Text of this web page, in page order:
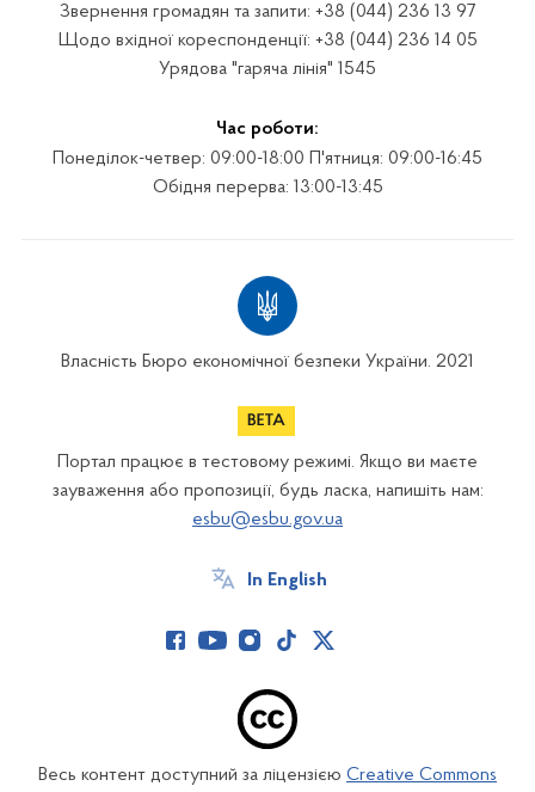
Звернення громадян та запити: +38 (044) 236 13 97
Щодо вхідної кореспонденції: +38 (044) 236 14 05
Урядова "гаряча лінія" 1545
Час роботи:
Понеділок-четвер: 09:00-18:00 П'ятниця: 09:00-16:45
Обідня перерва: 13:00-13:45
Власність Бюро економічної безпеки України. 2021
Портал працює в тестовому режимі. Якщо ви маєте
зауваження або пропозиції, будь ласка, напишіть нам:
esbu@esbu.gov.ua
In English
Весь контент доступний за ліцензією Creative Commons